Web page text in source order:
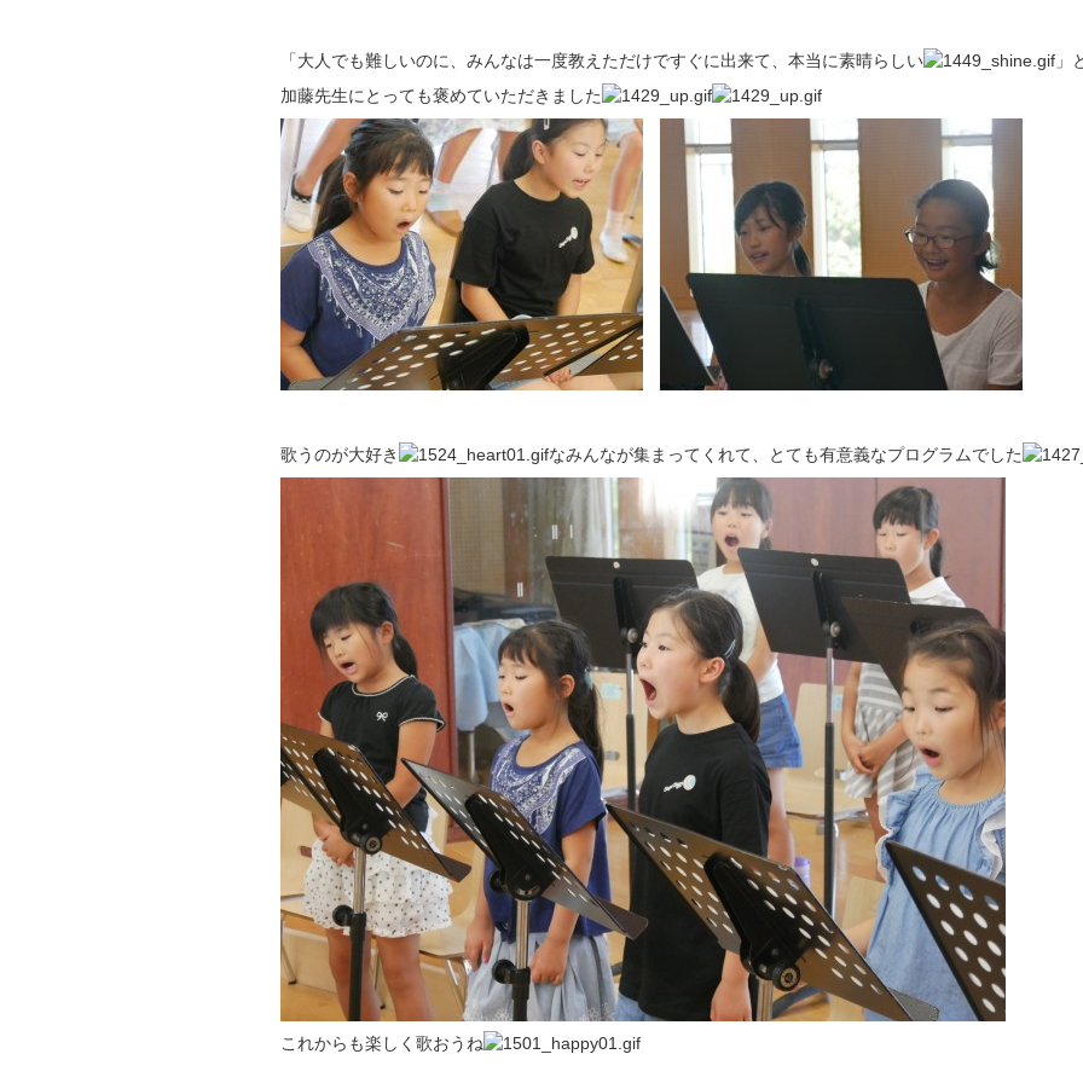
「大人でも難しいのに、みんなは一度教えただけですぐに出来て、本当に素晴らしい
」
加藤先生にとっても褒めていただきました
歌うのが大好き なみんなが集まってくれて、とても有意義なプログラムでした
これからも楽しく歌おうね